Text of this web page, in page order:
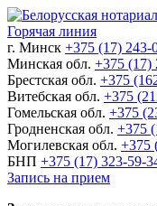
Горячая линия
г. Минск +375 (17) 243-
Минская обл. +375 (17)
Брестская обл. +375
Витебская обл. +375
Гомельская обл. +375
Гродненская обл. +375
Могилевская обл. +375
БНП +375 (17) 323-59-
Запись на прием